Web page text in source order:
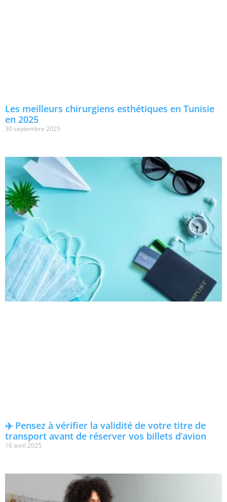
Les meilleurs chirurgiens esthétiques en Tunisie
en 2025
30 septembre 2025
✈️ Pensez à vérifier la validité de votre titre de
transport avant de réserver vos billets d’avion
16 avril 2025